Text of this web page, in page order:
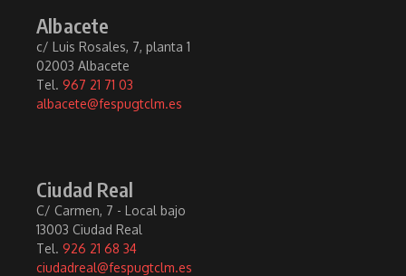
Albacete
c/ Luis Rosales, 7, planta 1
02003 Albacete
Tel. 967 21 71 03
albacete@fespugtclm.es
Ciudad Real
C/ Carmen, 7 - Local bajo
13003 Ciudad Real
Tel. 926 21 68 34
ciudadreal@fespugtclm.es